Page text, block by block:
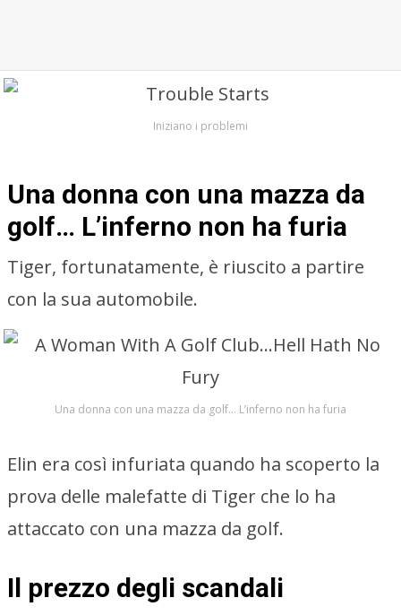
Iniziano i problemi
Una donna con una mazza da
golf… L’inferno non ha furia
Tiger, fortunatamente, è riuscito a partire
con la sua automobile.
Una donna con una mazza da golf… L’inferno non ha furia
Elin era così infuriata quando ha scoperto la
prova delle malefatte di Tiger che lo ha
attaccato con una mazza da golf.
Il prezzo degli scandali